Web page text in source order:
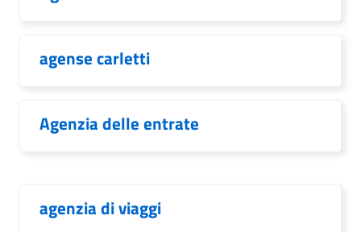
agense carletti
Agenzia delle entrate
agenzia di viaggi